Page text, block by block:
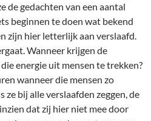
de gedachten van een aantal
beginnen te doen wat bekend
zijn hier letterlijk aan verslaafd.
Wanneer krijgen de
energie uit mensen te trekken?
wanneer die mensen zo
ze bij alle verslaafden zeggen, de
dat zij hier niet mee door